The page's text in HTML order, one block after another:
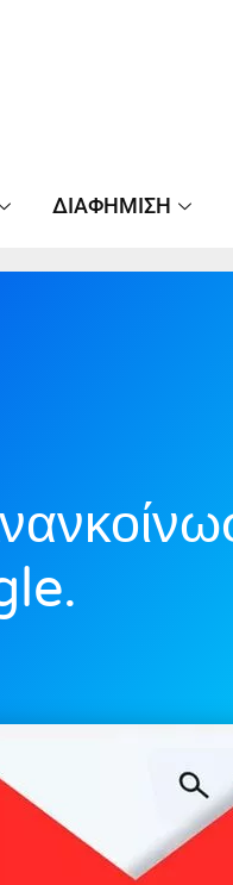
ΔΙΑΦΉΜΙΣΗ